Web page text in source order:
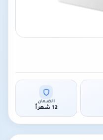
الضمان
12 شهراً